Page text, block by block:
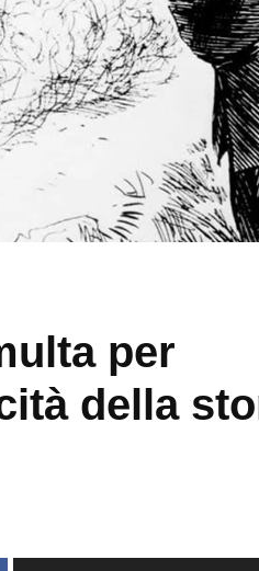
per
della